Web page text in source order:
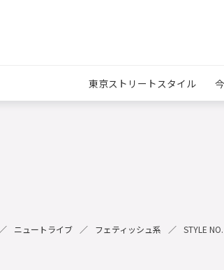
東京ストリートスタイル
ニュートライブ フェティッシュ系 STYLE